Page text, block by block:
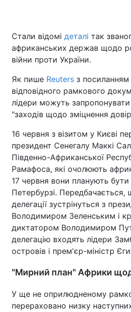
Стали відомі деталі так
африканських держав щодо
війни проти України.
Як пише Reuters з
відповідного рамкового
лідери можуть
"заходів щодо зміцнення
16 червня з візитом у Києві
президент Сенегалу Маккі
Південно-Африканської
Рамафоса, які очолюють
17 червня вони планують
Петербурзі. Передбачається,
делегації зустрінуться з
Володимиром Зеленським і
диктатором Володимиром
делегацію входять лідери
островів і прем'єр-міністр
"Мирний план" Африки
У ще не оприлюдненому
перераховано низку